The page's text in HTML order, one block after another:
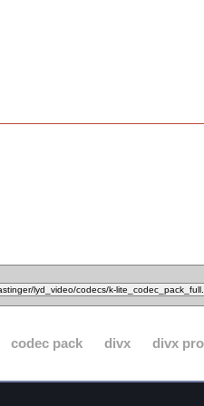
codec pack divx divx pro